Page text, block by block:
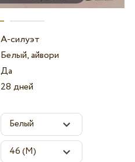
А-силуэт
Белый, айвори
Да
28 дней